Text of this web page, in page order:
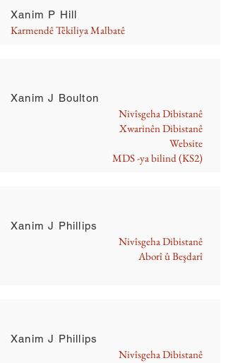
Xanim P Hill
Karmendê Têkiliya Malbatê
Xanim J Boulton
Nivîsgeha Dibistanê
Xwarinên Dibistanê
Website
MDS -ya bilind (KS2)
Xanim J Phillips
Nivîsgeha Dibistanê
Aborî û Beşdarî
Xanim J Phillips
Nivîsgeha Dibistanê